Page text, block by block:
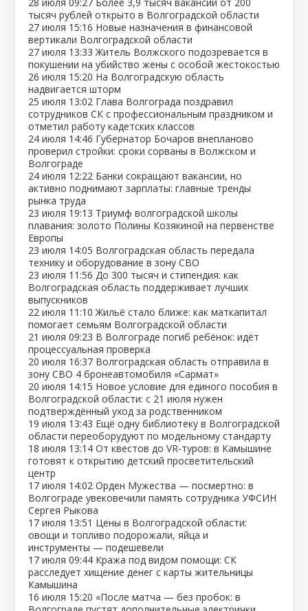
тысяч рублей открыто в Волгоградской области
27 июля 15:16 Новые назначения в финансовой
вертикали Волгоградской области
27 июля 13:33 Житель Волжского подозревается в
покушении на убийство жены с особой жестокостью
26 июля 15:20 На Волгоградскую область
надвигается шторм
25 июля 13:02 Глава Волгограда поздравил
сотрудников СК с профессиональным праздником и
отметил работу кадетских классов
24 июля 14:46 Губернатор Бочаров внепланово
проверил стройки: сроки сорваны в Волжском и
Волгограде
24 июля 12:22 Банки сокращают вакансии, но
активно поднимают зарплаты: главные тренды
рынка труда
23 июля 19:13 Триумф волгоградской школы
плавания: золото Полины Козякиной на первенстве
Европы
23 июля 14:05 Волгоградская область передала
технику и оборудование в зону СВО
23 июля 11:56 До 300 тысяч и стипендия: как
Волгоградская область поддерживает лучших
выпускников
22 июля 11:10 Жильё стало ближе: как маткапитал
помогает семьям Волгоградской области
21 июля 09:23 В Волгограде погиб ребёнок: идёт
процессуальная проверка
20 июля 16:37 Волгоградская область отправила в
зону СВО 4 бронеавтомобиля «Сармат»
20 июля 14:15 Новое условие для единого пособия в
Волгоградской области: с 21 июля нужен
подтверждённый уход за родственником
19 июля 13:43 Ещё одну библиотеку в Волгоградской
области переоборудуют по модельному стандарту
18 июля 13:14 От квестов до VR‑туров: в Камышине
готовят к открытию детский просветительский
центр
17 июля 14:02 Орден Мужества — посмертно: в
Волгограде увековечили память сотрудника УФСИН
Сергея Рыкова
17 июля 13:51 Цены в Волгоградской области:
овощи и топливо подорожали, яйца и
инструменты — подешевели
17 июля 09:44 Кража под видом помощи: СК
расследует хищение денег с карты жительницы
Камышина
16 июля 15:20 «После матча — без пробок: в